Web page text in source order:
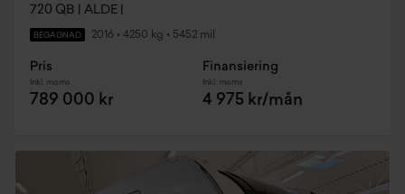
720 QB | ALDE |
BEGAGNAD 2016 • 4250 kg • 5452 mil
Pris
Inkl. moms
789 000 kr
Finansiering
Inkl. moms
4 975 kr/mån